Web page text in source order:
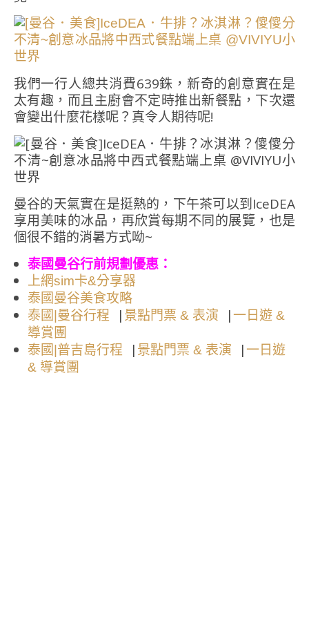
我們一行人總共消費639銖，新奇的創意實在是
太有趣，而且主廚會不定時推出新餐點，下次還
會變出什麼花樣呢？真令人期待呢!
曼谷的天氣實在是挺熱的，下午茶可以到IceDEA
享用美味的冰品，再欣賞每期不同的展覽，也是
個很不錯的消暑方式呦~
泰國曼谷行前規劃優惠：
上網sim卡&分享器
泰國曼谷美食攻略
泰國|曼谷行程
| 景點門票 & 表演 |一日遊 &
導賞團
泰國|普吉島行程
| 景點門票 & 表演 |一日遊
& 導賞團